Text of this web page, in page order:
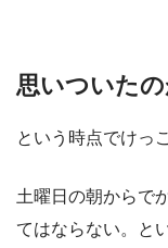
思いついた
という時点でけっ
土曜日の朝からで
てはならない。と